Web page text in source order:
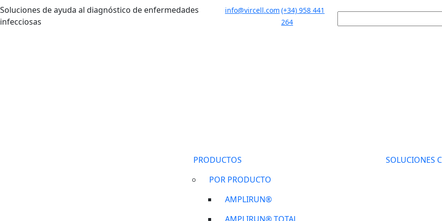
Pasar al contenido principal
Soluciones de ayuda al diagnóstico de enfermedades
infecciosas
info@vircell.com (+34) 958 441
264
PRODUCTOS
POR PRODUCTO
AMPLIRUN®
SOLUCIONES